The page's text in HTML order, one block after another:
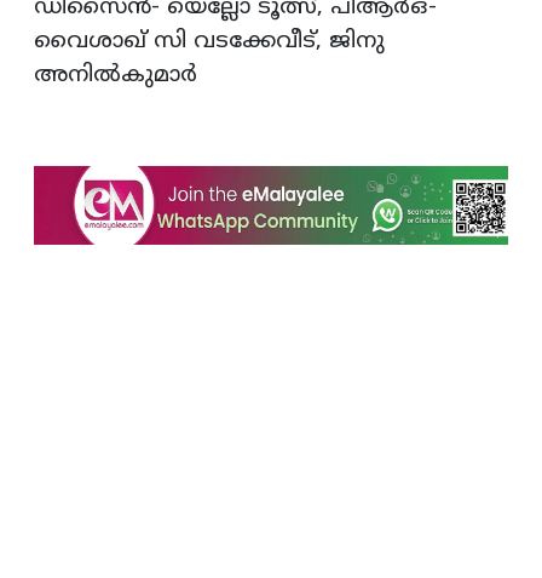
ഡിസൈന്‍- യെല്ലോ ടൂത്സ്, പിആര്‍ഒ-
വൈശാഖ് സി വടക്കേവീട്, ജിനു
അനില്‍കുമാര്‍